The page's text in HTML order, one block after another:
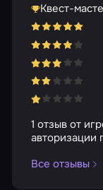
Квест-
1 отзыв от
авторизации
Все отзывы